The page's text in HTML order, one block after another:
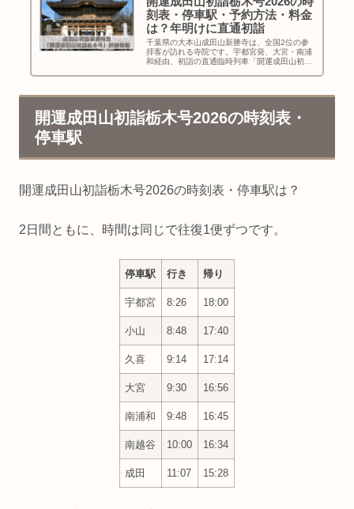
刻表・停車駅・予約方法・料金
は？年明けに直通初詣
千葉県の大本山成田山新勝寺は、全国2位の参
拝客が訪れる寺院です。宇都宮発、大宮・南浦
和経由、初詣の直通臨時列車「開運成田山初詣
開運成田山初詣栃木号2026の時刻表・
停車駅
開運成田山初詣栃木号2026の時刻表・停車駅は？
2日間ともに、時間は同じで往復1便ずつです。
停車駅 行き 帰り
宇都宮 8:26 18:00
小山 8:48 17:40
久喜 9:14 17:14
大宮 9:30 16:56
南浦和 9:48 16:45
南越谷 10:00 16:34
成田 11:07 15:28